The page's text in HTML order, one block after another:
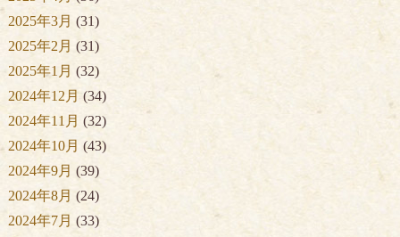
2025年3月 (31)
2025年2月 (31)
2025年1月 (32)
2024年12月 (34)
2024年11月 (32)
2024年10月 (43)
2024年9月 (39)
2024年8月 (24)
2024年7月 (33)